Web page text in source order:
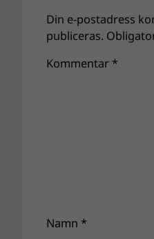
Din e-postadress
publiceras.
Kommentar *
Namn *